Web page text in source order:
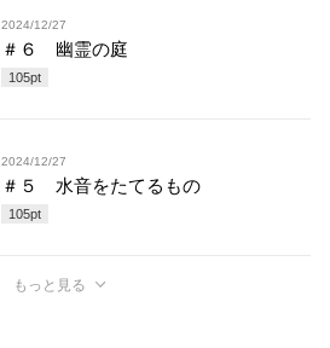
2024/12/27
＃６ 幽霊の庭
105pt
2024/12/27
＃５ 水音をたてるもの
105pt
もっと見る